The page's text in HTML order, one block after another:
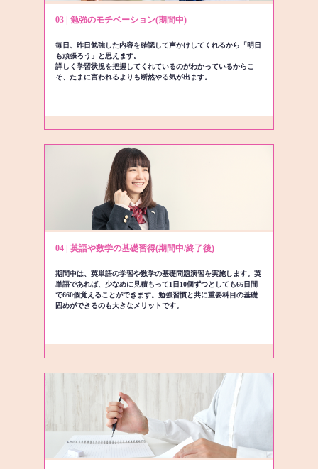
03 | 勉強のモチベーション(期間中)
毎日、昨日勉強した内容を確認して声かけしてくれるから「明日
も頑張ろう」と思えます。
詳しく学習状況を把握してくれているのがわかっているからこ
そ、たまに言われるよりも断然やる気が出ます。
04 | 英語や数学の基礎習得(期間中/終了後)
期間中は、英単語の学習や数学の基礎問題演習を実施します。英
単語であれば、少なめに見積もって1日10個ずつとしても66日間
で660個覚えることができます。勉強習慣と共に重要科目の基礎
固めができるのも大きなメリットです。